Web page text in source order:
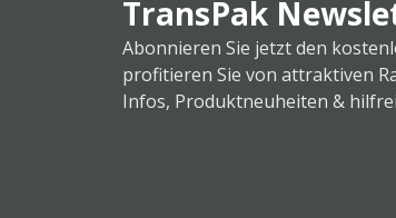
TransPak
Abonnieren Sie jetzt den
profitieren Sie von attraktiven
Infos, Produktneuheiten &